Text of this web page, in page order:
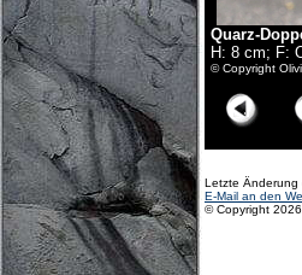
Quarz-
H: 8 cm; F:
© Copyright
Letzte
E-Mail an den
© Copyright